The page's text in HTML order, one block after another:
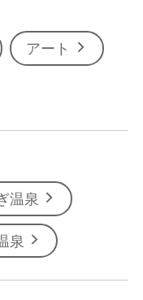
アート
温泉
泉